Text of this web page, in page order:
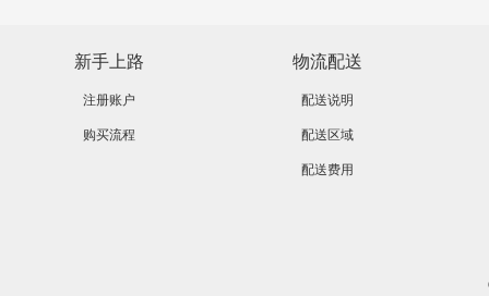
新手上路
注册账户
购买流程
物流配送
配送说明
配送区域
配送费用